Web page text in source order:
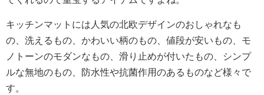
キッチンマットには人気の北欧デザインのおしゃれなも
の、洗えるもの、かわいい柄のもの、値段が安いもの、モ
ノトーンのモダンなもの、滑り止めが付いたもの、シンプ
ルな無地のもの、防水性や抗菌作用のあるものなど様々で
す。